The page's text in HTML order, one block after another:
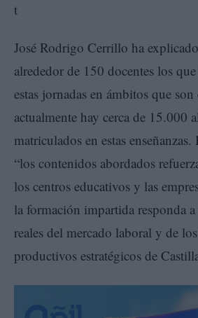
José Rodrigo Cerrillo ha
alrededor de 150 docentes los
estas jornadas en ámbitos que
actualmente hay cerca de 15.000
matriculados en estas
“los contenidos abordados
los centros educativos y las
la formación impartida responda a
reales del mercado laboral y de
productivos estratégicos de